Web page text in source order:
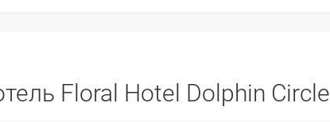
Floral Hotel Dolphin Circle